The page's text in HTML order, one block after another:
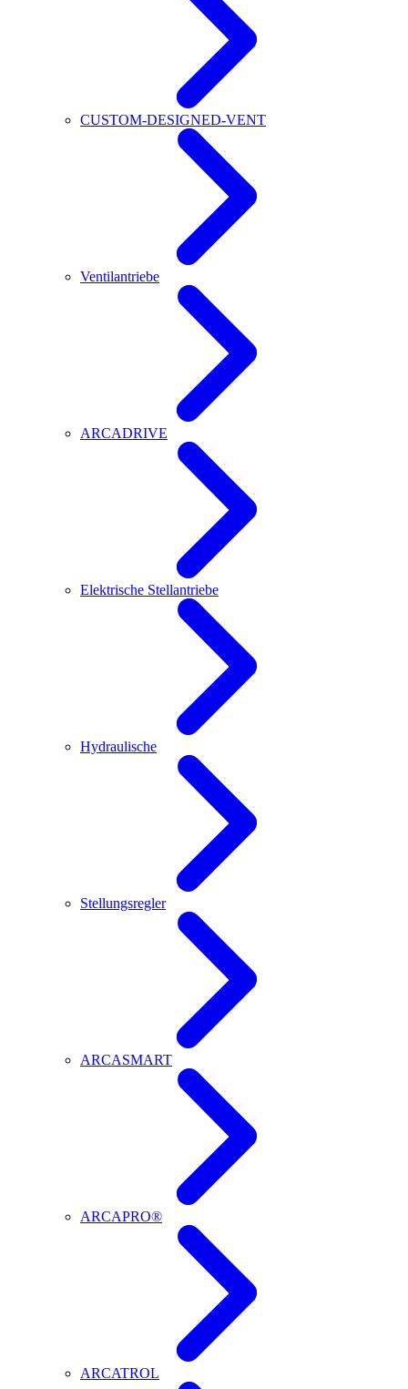
CUSTOM-DESIGNED-VENT
Ventilantriebe
ARCADRIVE
Elektrische Stellantriebe
Hydraulische
Stellungsregler
ARCASMART
ARCAPRO®
ARCATROL